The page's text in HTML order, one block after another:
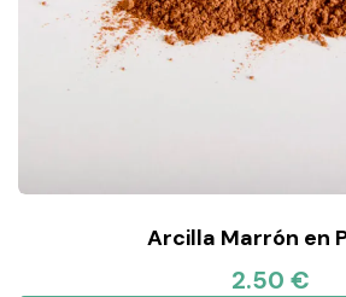
Arcilla Marrón en
2.50 €